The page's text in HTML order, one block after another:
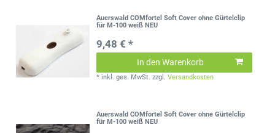
Auerswald COMfortel Soft Cover ohne Gürtelclip
für M-100 weiß NEU
9,48 € *
In den Warenkorb
* inkl. ges. MwSt. zzgl.Versandkosten
Auerswald COMfortel Soft Cover ohne Gürtelclip
für M-100 weiß NEU